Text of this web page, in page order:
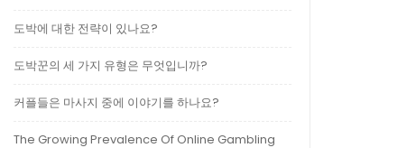
도박에 대한 전략이 있나요?
도박꾼의 세 가지 유형은 무엇입니까?
커플들은 마사지 중에 이야기를 하나요?
The Growing Prevalence Of Online Gambling